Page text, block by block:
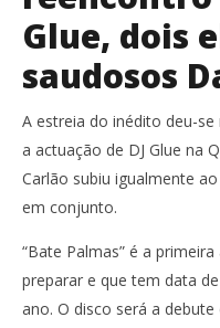
Glue, dois
saudosos
A estreia do inédito deu-
a actuação de DJ Glue na
Carlão subiu igualmente
em conjunto.
“Bate Palmas” é a
preparar e que tem data
ano. O disco será a